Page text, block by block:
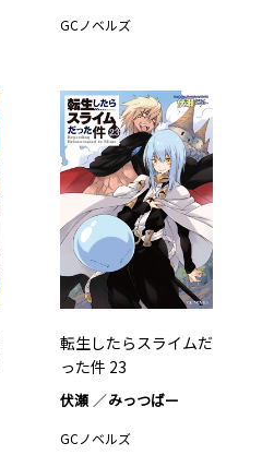
GCノベルズ
転生したらスライムだ
った件 23
伏瀬 みっつばー
GCノベルズ